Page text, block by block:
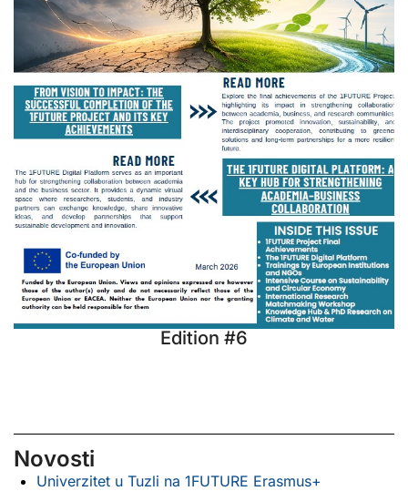
Edition #6
Novosti
Univerzitet u Tuzli na 1FUTURE Erasmus+